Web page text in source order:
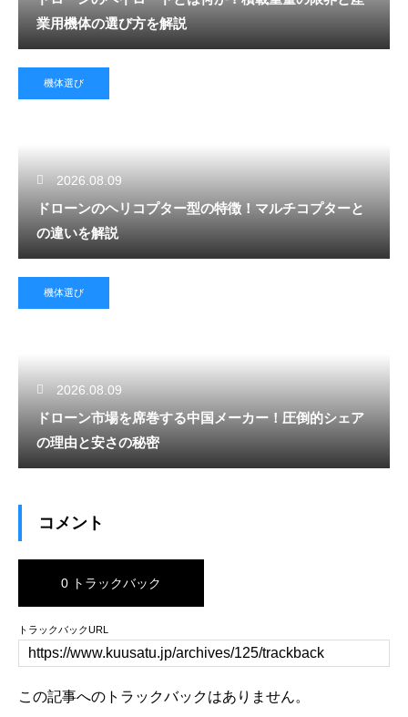
業用機体の選び方を解説
機体選び
2026.08.09
ドローンのヘリコプター型の特徴！マルチコプターと
の違いを解説
機体選び
2026.08.09
ドローン市場を席巻する中国メーカー！圧倒的シェア
の理由と安さの秘密
コメント
0 トラックバック
トラックバックURL
この記事へのトラックバックはありません。